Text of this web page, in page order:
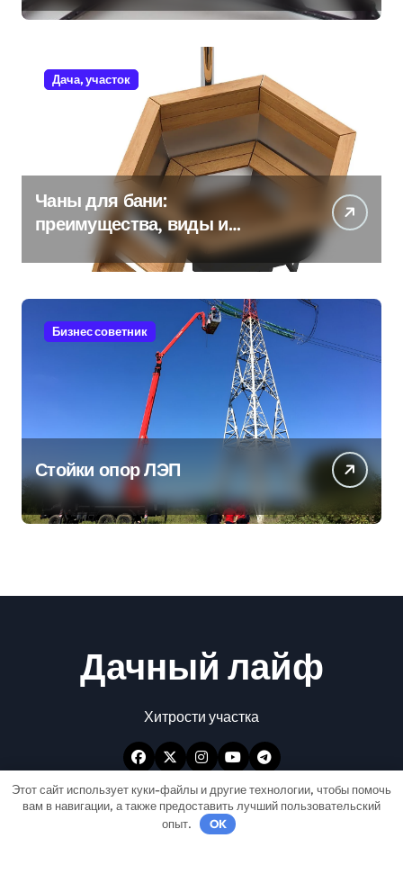
Дача, участок
Чаны для бани:
преимущества, виды и
особенности использования
Бизнес советник
Стойки опор ЛЭП
Дачный лайф
Хитрости участка
Этот сайт использует куки-файлы и другие технологии, чтобы помочь
вам в навигации, а также предоставить лучший пользовательский
опыт.
OK